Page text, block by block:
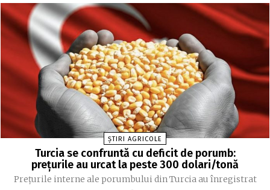
ȘTIRI AGRICOLE
Turcia se confruntă cu deficit de porumb:
prețurile au urcat la peste 300 dolari/tonă
Prețurile interne ale porumbului din Turcia au înregistrat